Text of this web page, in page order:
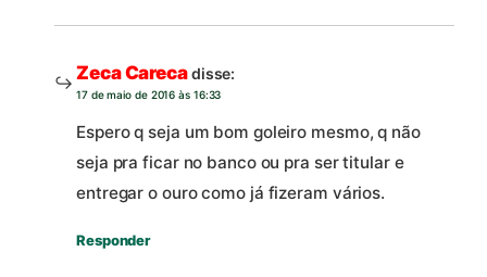
Zeca Carecadisse:
17 de maio de 2016 às 16:33
Espero q seja um bom goleiro mesmo, q não
seja pra ficar no banco ou pra ser titular e
entregar o ouro como já fizeram vários.
Responder